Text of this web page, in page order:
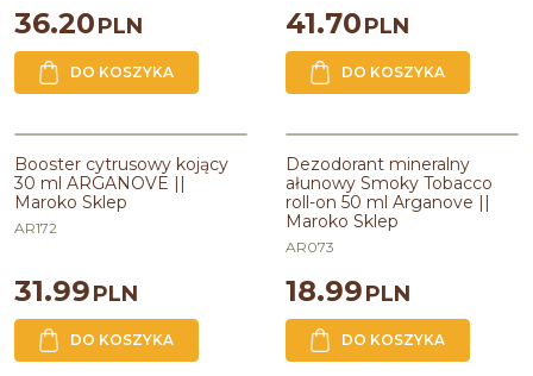
36.20PLN
DO KOSZYKA
Zawiera masło
41.70PLN
DO KOSZYKA
Booser cytrusowy kojący 30 ml
ARGANOVE || Maroko Sklep
Pojemność: 30ml
Booster cytrusowy kojący
30 ml ARGANOVE ||
Maroko Sklep
AR172
31.99PLN
DO KOSZYKA
Dezodorant mineralny ałunowy
Smoky Tobacco roll-on 50 ml
Arganove || Maroko Sklep
Linia: ARGANOVE FOR MEN
Zawiera : ałun
Pojemność
Dezodorant mineralny
ałunowy Smoky Tobacco
roll-on 50 ml Arganove ||
Maroko Sklep
AR073
18.99PLN
DO KOSZYKA